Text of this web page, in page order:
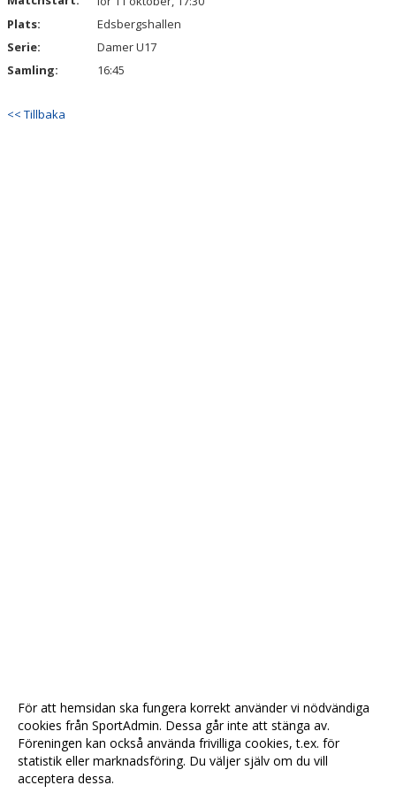
Plats:
Edsbergshallen
Serie:
Damer U17
Samling:
16:45
<< Tillbaka
För att hemsidan ska fungera korrekt använder vi nödvändiga
cookies från SportAdmin. Dessa går inte att stänga av.
Föreningen kan också använda frivilliga cookies, t.ex. för
statistik eller marknadsföring. Du väljer själv om du vill
acceptera dessa.